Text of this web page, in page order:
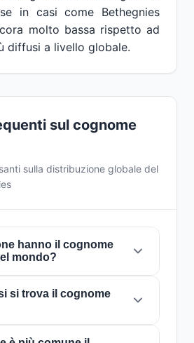
in casi come Bethegnies
molto bassa rispetto ad
diffusi a livello globale.
sul cognome
sulla distribuzione globale del
hanno il cognome
mondo?
circa129 personecon il
1 persona su62,015,504
si trova il cognome